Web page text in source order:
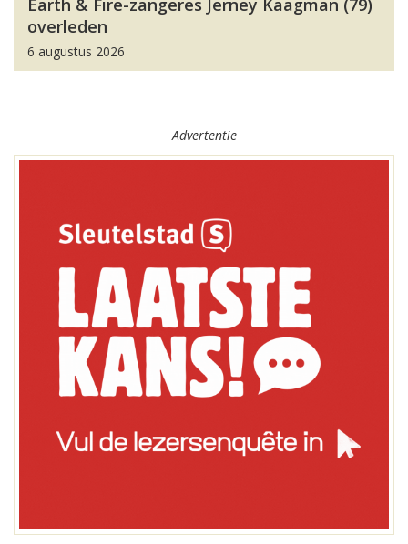
Earth & Fire-zangeres Jerney Kaagman (79)
overleden
6 augustus 2026
Advertentie